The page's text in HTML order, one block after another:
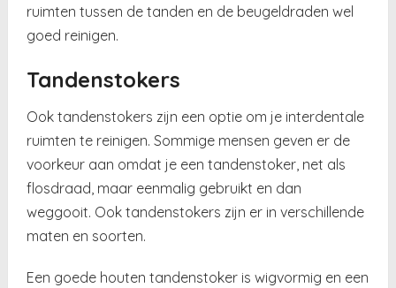
ruimten tussen de tanden en de beugeldraden wel
goed reinigen.
Tandenstokers
Ook tandenstokers zijn een optie om je interdentale
ruimten te reinigen. Sommige mensen geven er de
voorkeur aan omdat je een tandenstoker, net als
flosdraad, maar eenmalig gebruikt en dan
weggooit. Ook tandenstokers zijn er in verschillende
maten en soorten.
Een goede houten tandenstoker is wigvormig en een